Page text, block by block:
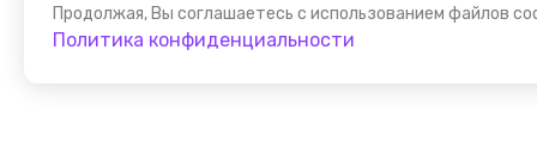
Продолжая, Вы соглашаетесь с использованием файлов
Политика конфиденциальности